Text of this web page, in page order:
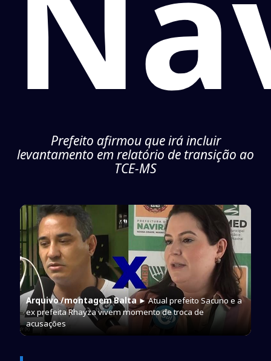
Prefeito afirmou que irá incluir
levantamento em relatório de transição ao
TCE-MS
Arquivo /montagem Balta► Atual prefeito Sacuno e a
ex prefeita Rhayza vivem momento de troca de
acusações